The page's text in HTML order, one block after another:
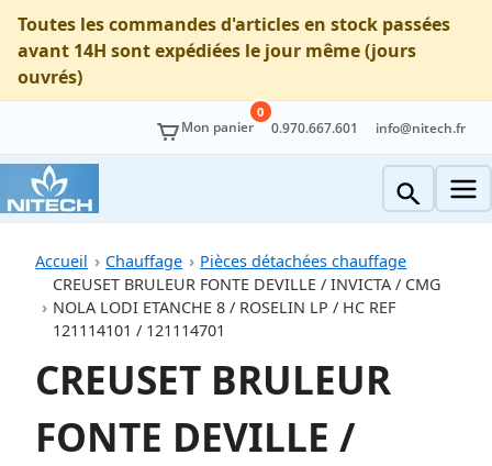
Toutes les commandes d'articles en stock passées
avant 14H sont expédiées le jour même (jours
ouvrés)
Mon panier
0
0.970.667.601 info@nitech.fr
Accueil Chauffage
Pièces détachées chauffage
CREUSET BRULEUR FONTE DEVILLE / INVICTA / CMG
NOLA LODI ETANCHE 8 / ROSELIN LP / HC REF
121114101 / 121114701
CREUSET BRULEUR
FONTE DEVILLE /